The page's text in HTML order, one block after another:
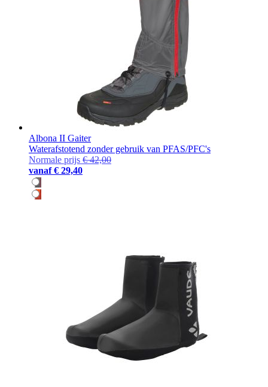
Albona II Gaiter
Waterafstotend zonder gebruik van PFAS/PFC's
Normale prijs € 42,00
vanaf € 29,40